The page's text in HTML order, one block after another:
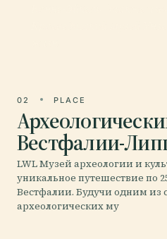
02 PLACE
Вестфалии-
LWL Музей археологии и
уникальное путешествие по
Вестфалии. Будучи одним из
археологических му